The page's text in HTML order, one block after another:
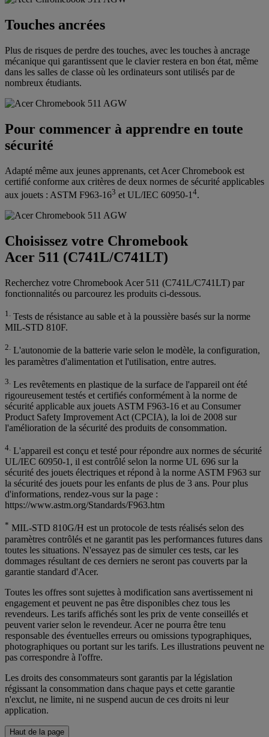
Touches ancrées
Plus de risques de perdre des touches, avec les touches à ancrage
mécanique qui garantissent que le clavier restera en bon état, même
dans les salles de classe où les ordinateurs sont utilisés par de
nombreux étudiants.
Pour commencer à apprendre en toute
sécurité
Adapté même aux jeunes apprenants, cet Acer Chromebook est
certifié conforme aux critères de deux normes de sécurité applicables
aux jouets : ASTM F963-163 et UL/IEC 60950-1 4.
Choisissez votre Chromebook
Acer 511 (C741L/C741LT)
Recherchez votre Chromebook Acer 511 (C741L/C741LT) par
fonctionnalités ou parcourez les produits ci-dessous.
1.
Tests de résistance au sable et à la poussière basés sur la norme
MIL-STD 810F.
2. L'autonomie de la batterie varie selon le modèle, la configuration,
les paramètres d'alimentation et l'utilisation, entre autres.
3. Les revêtements en plastique de la surface de l'appareil ont été
rigoureusement testés et certifiés conformément à la norme de
sécurité applicable aux jouets ASTM F963-16 et au Consumer
Product Safety Improvement Act (CPCIA), la loi de 2008 sur
l'amélioration de la sécurité des produits de consommation.
4. L'appareil est conçu et testé pour répondre aux normes de sécurité
UL/IEC 60950-1, il est contrôlé selon la norme UL 696 sur la
sécurité des jouets électriques et répond à la norme ASTM F963 sur
la sécurité des jouets pour les enfants de plus de 3 ans. Pour plus
d'informations, rendez-vous sur la page :
https://www.astm.org/Standards/F963.htm
* MIL-STD 810G/H est un protocole de tests réalisés selon des
paramètres contrôlés et ne garantit pas les performances futures dans
toutes les situations. N'essayez pas de simuler ces tests, car les
dommages résultant de ces derniers ne seront pas couverts par la
garantie standard d'Acer.
Toutes les offres sont sujettes à modification sans avertissement ni
engagement et peuvent ne pas être disponibles chez tous les
revendeurs. Les tarifs affichés sont les prix de vente conseillés et
peuvent varier selon le revendeur. Acer ne pourra être tenu
responsable des éventuelles erreurs ou omissions typographiques,
photographiques ou portant sur les tarifs. Les illustrations peuvent ne
pas correspondre à l'offre.
Les droits des consommateurs sont garantis par la législation
régissant la consommation dans chaque pays et cette garantie
n'exclut, ne limite, ni ne suspend aucun de ces droits ni leur
application.
Haut de la page